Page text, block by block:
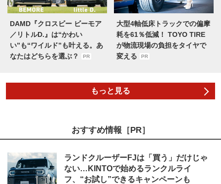
DAMD『クロスビー ビーモア
／リトルD.』は“かわい
い”も“ワイルド”も叶える。あ
なたはどちらを選ぶ？
PR
大型4軸低床トラックでの偏摩
耗を61％低減！ TOYO TIRE
が物流現場の負担をタイヤで
変える
PR
もっと見る
おすすめ情報［PR］
ランドクルーザーFJは「買う」だけじゃ
ない…KINTOで始めるランクルライ
フ、“お試し”できるキャンペーンも